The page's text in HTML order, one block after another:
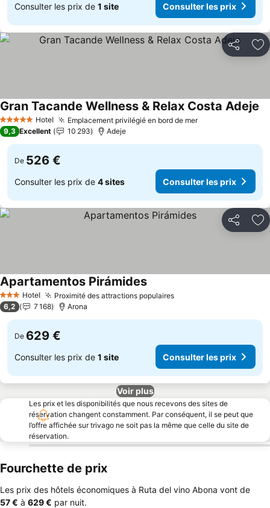
Consulter les prix de 1 site Consulter les prix
Partager
5 Étoiles Hotel Emplacement privilégié en bord de mer
Gran Tacande Wellness & Relax Costa Adeje
9,3 Excellent 10 293 Adeje
De 526 €
Consulter les prix de 4 sites Consulter les prix
Partager
3 ÉtoilesHotel Proximité des attractions populaires
Apartamentos Pirámides
6,2 7 168 Arona
De 629 €
Consulter les prix de 1 site Consulter les prix
Voir plus
Les prix et les disponibilités que nous recevons des sites de
réservation changent constamment. Par conséquent, il se peut que
l’offre affichée sur trivago ne soit pas la même que celle du site de
réservation.
Fourchette de prix
Les prix des hôtels économiques à Ruta del vino Abona vont de
‎57 € à ‎629 € par nuit.